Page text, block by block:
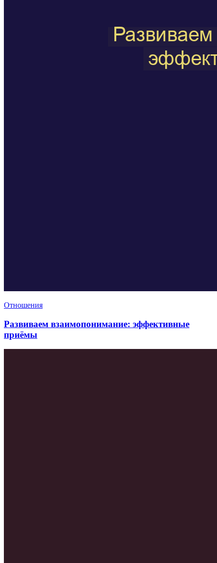
Отношения
Развиваем взаимопонимание: эффективные
приёмы